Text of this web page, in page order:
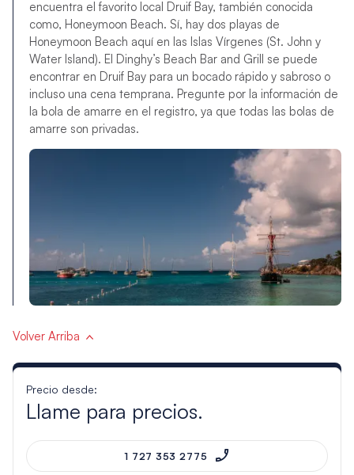
encuentra el favorito local Druif Bay, también conocida
como, Honeymoon Beach. Sí, hay dos playas de
Honeymoon Beach aquí en las Islas Vírgenes (St. John y
Water Island). El Dinghy’s Beach Bar and Grill se puede
encontrar en Druif Bay para un bocado rápido y sabroso o
incluso una cena temprana. Pregunte por la información de
la bola de amarre en el registro, ya que todas las bolas de
amarre son privadas.
Volver Arriba
Precio desde:
Llame para precios.
1 727 353 2775